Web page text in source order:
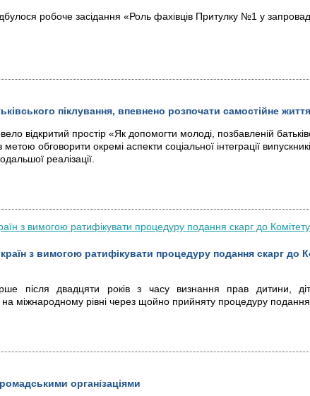
робоче засідання «Роль фахівців Притулку №1 у
піклування, впевнено розпочати самостійне
відкритий простір «Як допомогти молоді, позбавленій
обговорити окремі аспекти соціальної інтеграції
реалізації.
країн з вимогою ратифікувати процедуру подання скарг до
після двадцяти років з часу визнання прав дитини,
міжнародному рівні через щойно прийняту процедуру подання
організаціями